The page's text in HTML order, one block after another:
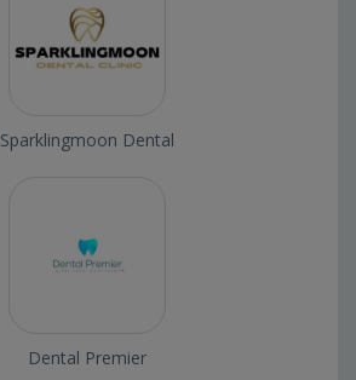
Sparklingmoon Dental
Dental Premier